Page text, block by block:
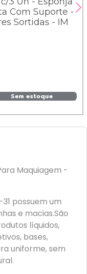
Com Suporte -
Sortidas - IM
Sem estoque
Maquiagem -
possuem um
e macias.São
líquidos,
bases,
uniforme, sem